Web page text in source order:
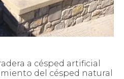
a césped artificial
del césped natural